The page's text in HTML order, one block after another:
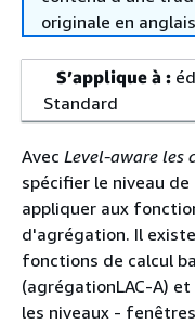
originale en
S’applique à :
Standard
Avec Level-aware les
spécifier le niveau
appliquer aux
d'agrégation. Il
fonctions de calcul
(agrégationLAC-A)
les niveaux -